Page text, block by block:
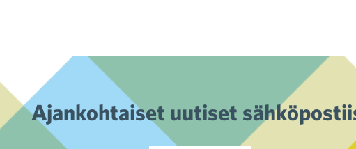
Ajankohtaiset uutiset